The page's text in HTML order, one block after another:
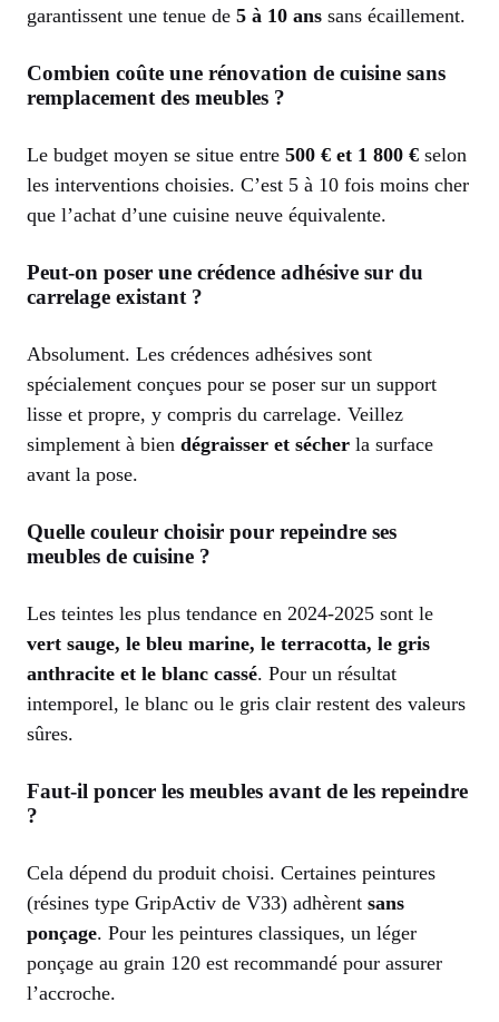
garantissent une tenue de 5 à 10 ans sans écaillement.
Combien coûte une rénovation de cuisine sans
remplacement des meubles ?
Le budget moyen se situe entre 500 € et 1 800 € selon
les interventions choisies. C’est 5 à 10 fois moins cher
que l’achat d’une cuisine neuve équivalente.
Peut-on poser une crédence adhésive sur du
carrelage existant ?
Absolument. Les crédences adhésives sont
spécialement conçues pour se poser sur un support
lisse et propre, y compris du carrelage. Veillez
simplement à bien dégraisser et sécher la surface
avant la pose.
Quelle couleur choisir pour repeindre ses
meubles de cuisine ?
Les teintes les plus tendance en 2024-2025 sont le
vert sauge, le bleu marine, le terracotta, le gris
anthracite et le blanc cassé. Pour un résultat
intemporel, le blanc ou le gris clair restent des valeurs
sûres.
Faut-il poncer les meubles avant de les repeindre
?
Cela dépend du produit choisi. Certaines peintures
(résines type GripActiv de V33) adhèrent sans
ponçage. Pour les peintures classiques, un léger
ponçage au grain 120 est recommandé pour assurer
l’accroche.